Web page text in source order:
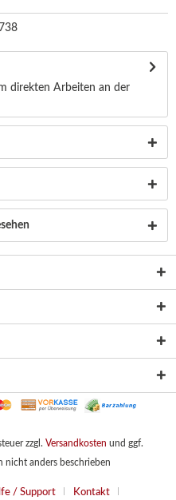
direkten Arbeiten an der
zzgl. Versandkosten und ggf.
nicht anders beschrieben
/ Support Kontakt